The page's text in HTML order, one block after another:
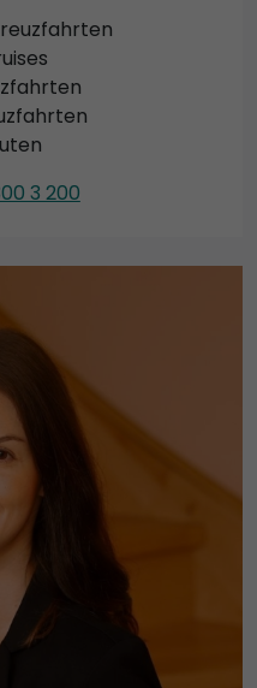
3 200